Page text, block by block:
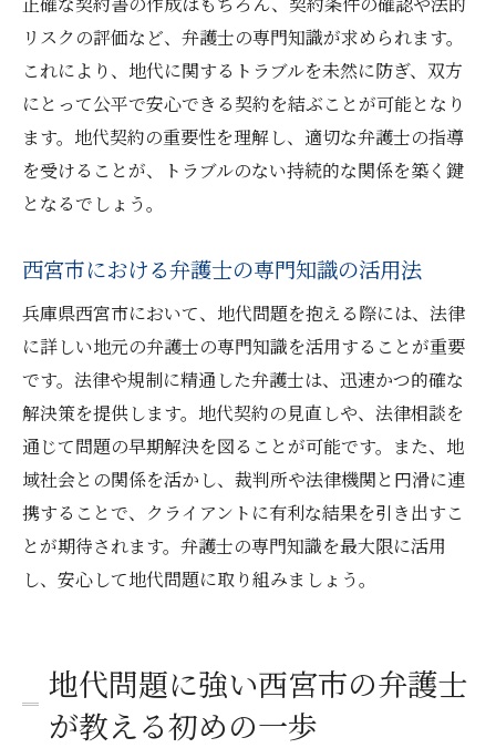
地代問題解決を目指す法的支援の流れ
弁護士によるアフターフォローの重要性
安心して相談できる法律事務所の選び方
リスクの評価など、弁護士の専門知識が求められます。
これにより、地代に関するトラブルを未然に防ぎ、双方
にとって公平で安心できる契約を結ぶことが可能となり
ます。地代契約の重要性を理解し、適切な弁護士の指導
を受けることが、トラブルのない持続的な関係を築く鍵
となるでしょう。
西宮市における弁護士の専門知識の活用法
兵庫県西宮市において、地代問題を抱える際には、法律
に詳しい地元の弁護士の専門知識を活用することが重要
です。法律や規制に精通した弁護士は、迅速かつ的確な
解決策を提供します。地代契約の見直しや、法律相談を
通じて問題の早期解決を図ることが可能です。また、地
域社会との関係を活かし、裁判所や法律機関と円滑に連
携することで、クライアントに有利な結果を引き出すこ
とが期待されます。弁護士の専門知識を最大限に活用
し、安心して地代問題に取り組みましょう。
地代問題に強い西宮市の弁護士
が教える初めの一歩